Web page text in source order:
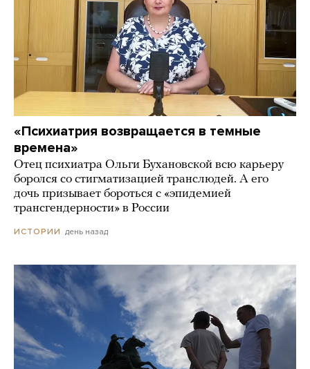
«Психиатрия возвращается в темные
времена»
Отец психиатра Ольги Бухановской всю карьеру
боролся со стигматизацией транслюдей. А его
дочь призывает бороться с «эпидемией
трансгендерности» в России
ИСТОРИИ день назад